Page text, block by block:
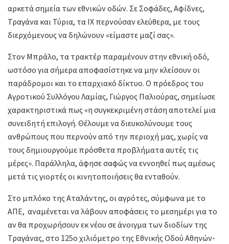
αρκετά σημεία των εθνικών οδών. Σε Σοφάδες, Αφίδνες,
Τραγάνα και Τύρια, τα ΙΧ περνούσαν ελεύθερα, με τους
διερχόμενους να δηλώνουν «είμαστε μαζί σας».
Στον Μπράλο, τα τρακτέρ παραμένουν στην εθνική οδό,
ωστόσο για σήμερα αποφασίστηκε να μην κλείσουν οι
παράδρομοι και το επαρχιακό δίκτυο. Ο πρόεδρος του
Αγροτικού Συλλόγου Λαμίας, Γιώργος Παλιούρας, σημείωσε
χαρακτηριστικά πως «η συγκεκριμένη στάση αποτελεί μια
συνειδητή επιλογή. Θέλουμε να διευκολύνουμε τους
ανθρώπους που περνούν από την περιοχή μας, χωρίς να
τους δημιουργούμε πρόσθετα προβλήματα αυτές τις
μέρες». Παράλληλα, άφησε σαφώς να εννοηθεί πως αμέσως
μετά τις γιορτές οι κινητοποιήσεις θα ενταθούν.
Στο μπλόκο της Αταλάντης, οι αγρότες, σύμφωνα με το
ΑΠΕ, αναμένεται να λάβουν αποφάσεις το μεσημέρι για το
αν θα προχωρήσουν εκ νέου σε άνοιγμα των διοδίων της
Τραγάνας, στο 125ο χιλιόμετρο της Εθνικής Οδού Αθηνών-